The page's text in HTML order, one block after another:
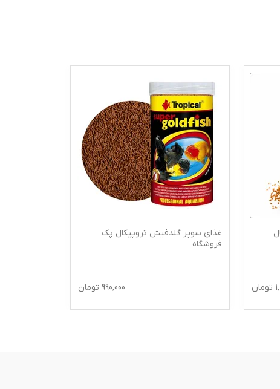
تومان
غذای سوپر گلدفیش تروپیکال پک
فروشگاه
990,000 تومان